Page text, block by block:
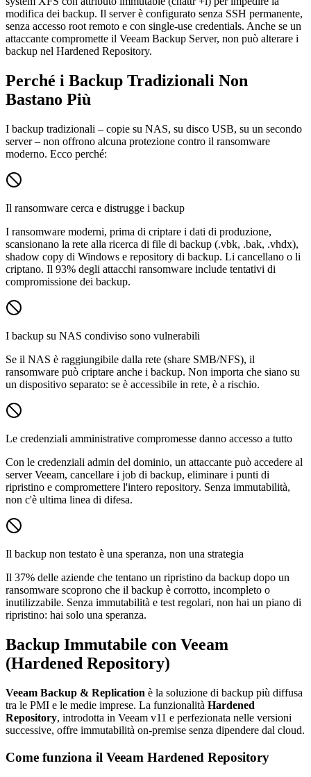
modifica dei backup. Il server è configurato senza SSH permanente,
senza accesso root remoto e con single-use credentials. Anche se un
attaccante compromette il Veeam Backup Server, non può alterare i
backup nel Hardened Repository.
Perché i Backup Tradizionali Non
Bastano Più
I backup tradizionali – copie su NAS, su disco USB, su un secondo
server – non offrono alcuna protezione contro il ransomware
moderno. Ecco perché:
Il ransomware cerca e distrugge i backup
I ransomware moderni, prima di criptare i dati di produzione,
scansionano la rete alla ricerca di file di backup (.vbk, .bak, .vhdx),
shadow copy di Windows e repository di backup. Li cancellano o li
criptano. Il 93% degli attacchi ransomware include tentativi di
compromissione dei backup.
I backup su NAS condiviso sono vulnerabili
Se il NAS è raggiungibile dalla rete (share SMB/NFS), il
ransomware può criptare anche i backup. Non importa che siano su
un dispositivo separato: se è accessibile in rete, è a rischio.
Le credenziali amministrative compromesse danno accesso a tutto
Con le credenziali admin del dominio, un attaccante può accedere al
server Veeam, cancellare i job di backup, eliminare i punti di
ripristino e compromettere l'intero repository. Senza immutabilità,
non c'è ultima linea di difesa.
Il backup non testato è una speranza, non una strategia
Il 37% delle aziende che tentano un ripristino da backup dopo un
ransomware scoprono che il backup è corrotto, incompleto o
inutilizzabile. Senza immutabilità e test regolari, non hai un piano di
ripristino: hai solo una speranza.
Backup Immutabile con Veeam
(Hardened Repository)
Veeam Backup & Replication è la soluzione di backup più diffusa
tra le PMI e le medie imprese. La funzionalità Hardened
Repository, introdotta in Veeam v11 e perfezionata nelle versioni
successive, offre immutabilità on-premise senza dipendere dal cloud.
Come funziona il Veeam Hardened Repository